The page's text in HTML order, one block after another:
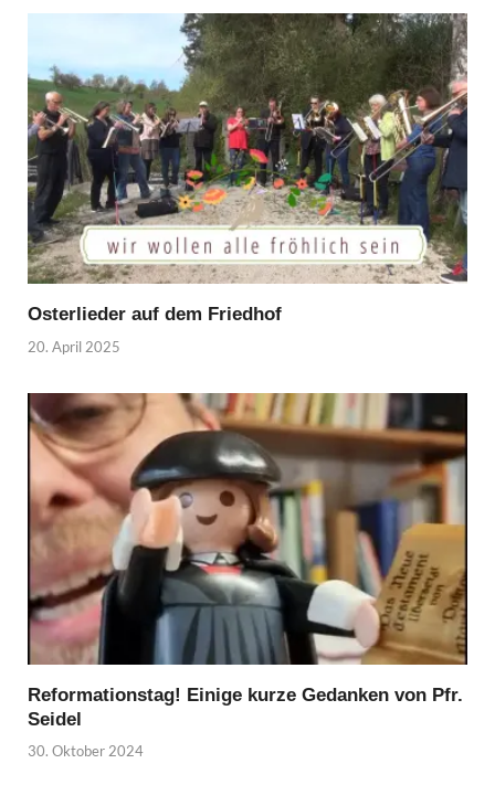
Osterlieder auf dem Friedhof
20. April 2025
Reformationstag! Einige kurze Gedanken von Pfr.
Seidel
30. Oktober 2024